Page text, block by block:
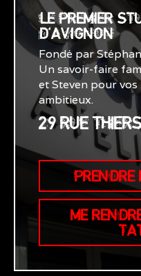
LE PREMIER
D'AVIGNON
Fondé par
Un savoir-faire
et Steven pour
ambitieux.
29 RUE
PRENDRE
ME